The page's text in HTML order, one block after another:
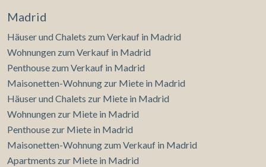
Madrid
Häuser und Chalets zum Verkauf in Madrid
Wohnungen zum Verkauf in Madrid
Penthouse zum Verkauf in Madrid
Maisonetten-Wohnung zur Miete in Madrid
Häuser und Chalets zur Miete in Madrid
Wohnungen zur Miete in Madrid
Penthouse zur Miete in Madrid
Maisonetten-Wohnung zum Verkauf in Madrid
Apartments zur Miete in Madrid